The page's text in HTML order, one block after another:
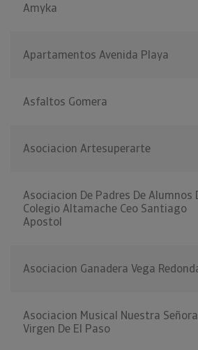
Amyka
Apartamentos Avenida Playa
Asfaltos Gomera
Asociacion Artesuperarte
Asociacion De Padres De Alumnos
Colegio Altamache Ceo Santiago
Apostol
Asociacion Ganadera Vega
Asociacion Musical Nuestra
Virgen De El Paso